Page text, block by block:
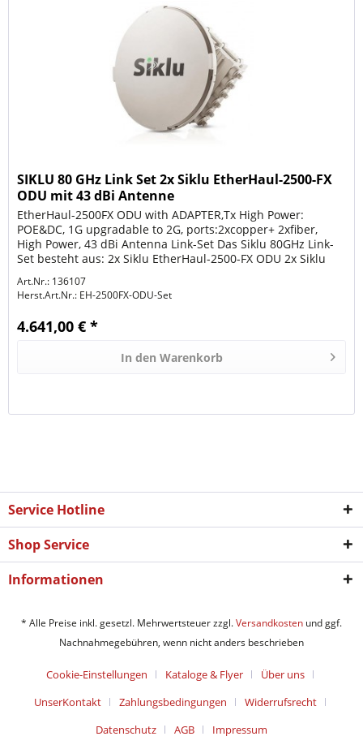
SIKLU 80 GHz Link Set 2x Siklu EtherHaul-2500-FX
ODU mit 43 dBi Antenne
EtherHaul-2500FX ODU with ADAPTER,Tx High Power:
POE&DC, 1G upgradable to 2G, ports:2xcopper+ 2xfiber,
High Power, 43 dBi Antenna Link-Set Das Siklu 80GHz Link-
Set besteht aus: 2x Siklu EtherHaul-2500-FX ODU 2x Siklu
Art.Nr.: 136107
Herst.Art.Nr.: EH-2500FX-ODU-Set
4.641,00 € *
In den Warenkorb
Service Hotline
Shop Service
Informationen
* Alle Preise inkl. gesetzl. Mehrwertsteuer zzgl.Versandkosten und ggf.
Nachnahmegebühren, wenn nicht anders beschrieben
Cookie-Einstellungen Kataloge & Flyer
Über uns
UnserKontakt
Zahlungsbedingungen
Widerrufsrecht
Datenschutz
AGB
Impressum